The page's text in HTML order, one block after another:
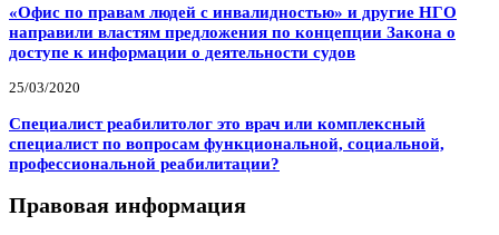
«Офис по правам людей с инвалидностью» и другие НГО
направили властям предложения по концепции Закона о
доступе к информации о деятельности судов
25/03/2020
Специалист реабилитолог это врач или комплексный
специалист по вопросам функциональной, социальной,
профессиональной реабилитации?
Правовая информация